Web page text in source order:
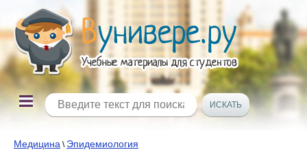
Медицина \ Эпидемиология